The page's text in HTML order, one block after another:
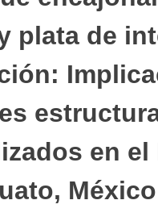
plata de
en
México